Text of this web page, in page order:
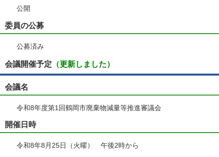
公開
委員の公募
公募済み
会議開催予定 （更新しました）
会議名
令和8年度第1回鶴岡市廃棄物減量等推進審議会
開催日時
令和8年8月25日（火曜） 午後2時から